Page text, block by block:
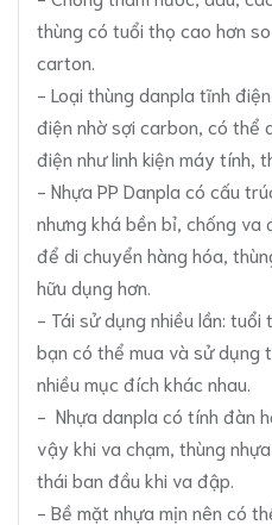
thùng có tuổi thọ cao hơn
carton.
- Loại thùng danpla tĩnh
điện nhờ sợi carbon, có thể
điện như linh kiện máy tính,
- Nhựa PP Danpla có cấu
nhưng khá bền bỉ, chống
để di chuyển hàng hóa,
hữu dụng hơn.
- Tái sử dụng nhiều lần:
bạn có thể mua và sử dụng
nhiều mục đích khác nhau.
- Nhựa danpla có tính đàn
vậy khi va chạm, thùng
thái ban đầu khi va đập.
- Bề mặt nhựa mịn nên có